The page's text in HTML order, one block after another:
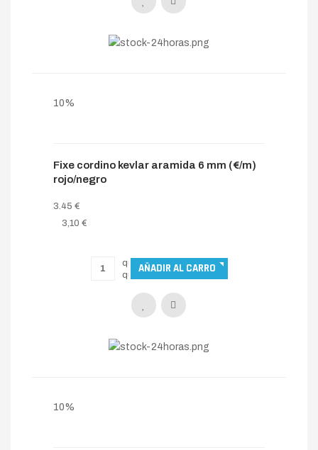
10%
Fixe cordino kevlar aramida 6 mm (€/m)
rojo/negro
3.45 €
3,10 €
10%